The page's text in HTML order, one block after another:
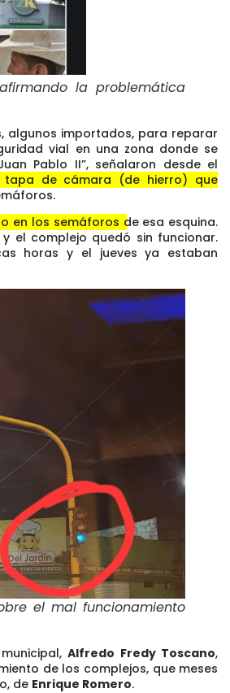
la problemática
algunos importados, para reparar
vial en una zona donde se
Pablo II”, señalaron desde el
tapa de cámara (de hierro) que
.
en los semáforos de esa esquina.
el complejo quedó sin funcionar.
horas y el jueves ya estaban
el mal funcionamiento
Alfredo Fredy Toscano,
de los complejos, que meses
de Enrique Romero.